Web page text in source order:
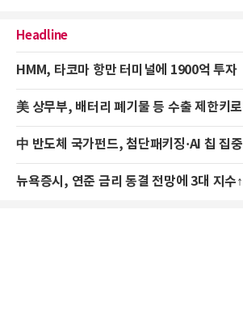
Headline
HMM, 타코마 항만 터미널에 1900억 투자
美 상무부, 배터리 폐기물 등 수출 제한키로
中 반도체 국가펀드, 첨단패키징·AI 칩 집중
뉴욕증시, 연준 금리 동결 전망에 3대 지수↑